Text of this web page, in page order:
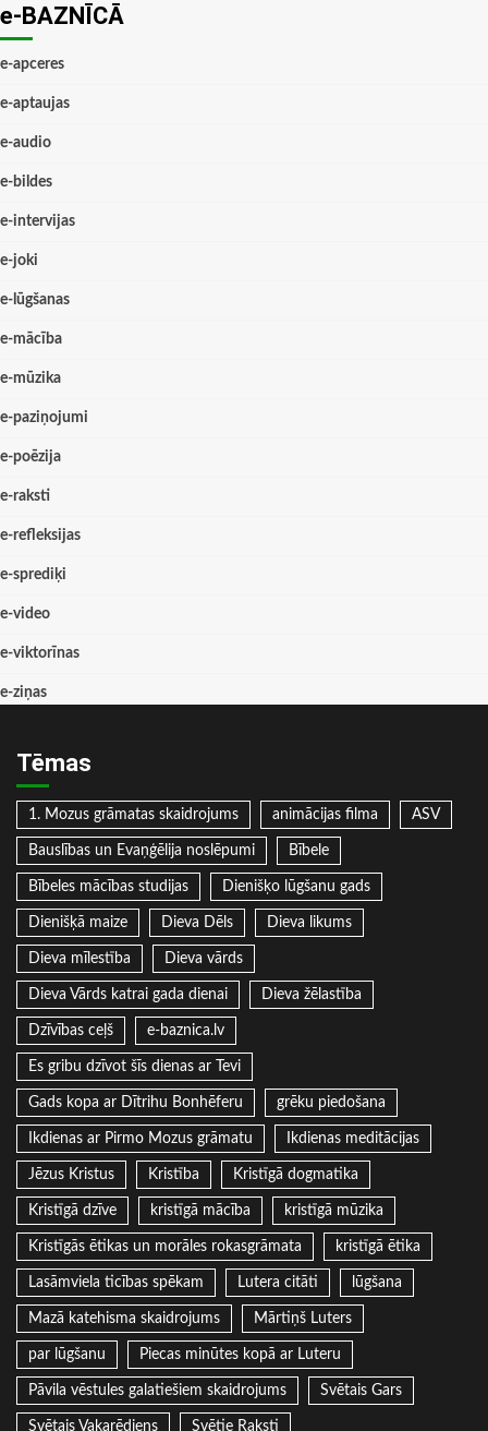
e-BAZNĪCĀ
e-apceres
e-aptaujas
e-audio
e-bildes
e-intervijas
e-joki
e-lūgšanas
e-mācība
e-mūzika
e-paziņojumi
e-poēzija
e-raksti
e-refleksijas
e-sprediķi
e-video
e-viktorīnas
e-ziņas
Tēmas
1. Mozus grāmatas skaidrojums animācijas filma ASV
Bauslības un Evaņģēlija noslēpumi Bībele
Bībeles mācības studijas Dienišķo lūgšanu gads
Dienišķā maize Dieva Dēls Dieva likums
Dieva mīlestība Dieva vārds
Dieva Vārds katrai gada dienai Dieva žēlastība
Dzīvības ceļš e-baznica.lv
Es gribu dzīvot šīs dienas ar Tevi
Gads kopa ar Dītrihu Bonhēferu grēku piedošana
Ikdienas ar Pirmo Mozus grāmatu Ikdienas meditācijas
Jēzus Kristus Kristība Kristīgā dogmatika
Kristīgā dzīve kristīgā mācība kristīgā mūzika
Kristīgās ētikas un morāles rokasgrāmata kristīgā ētika
Lasāmviela ticības spēkam Lutera citāti lūgšana
Mazā katehisma skaidrojums Mārtiņš Luters
par lūgšanu Piecas minūtes kopā ar Luteru
Pāvila vēstules galatiešiem skaidrojums Svētais Gars
Svētais Vakarēdiens Svētie Raksti